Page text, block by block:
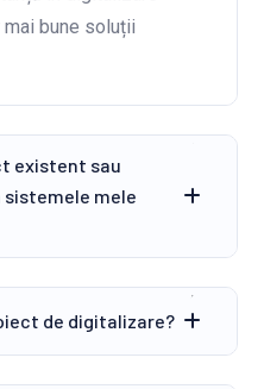
bune soluții
mele
de digitalizare?